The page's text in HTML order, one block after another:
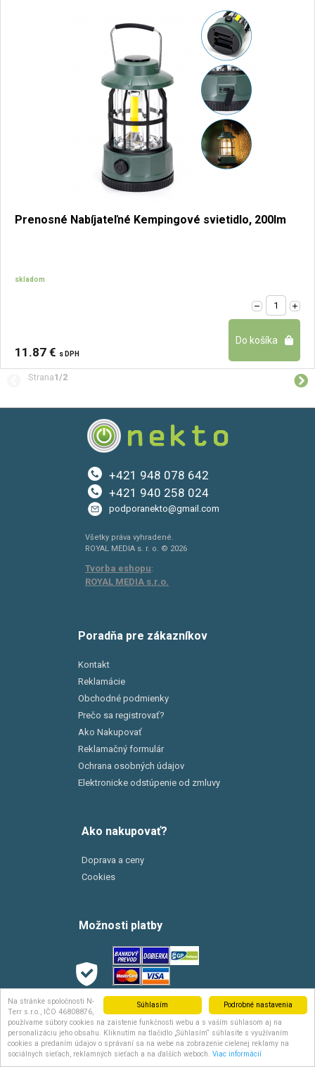
Podrobné nastavenia
Súhlasím
Na stránke spoločnosti N-
Terr s.r.o., IČO 46808876,
používame súbory cookies na zaistenie funkčnosti webu a s vaším súhlasom aj na
personalizáciu jeho obsahu. Kliknutím na tlačidlo „Súhlasím“ súhlasíte s využívaním
cookies a predaním údajov o správaní sa na webe na zobrazenie cielenej reklamy na
sociálnych sieťach, reklamných sieťach a na ďalších weboch. Viac informácií
Prenosné Nabíjateľné Kempingové svietidlo, 200lm
skladom
11.87 € s DPH
Strana1/2
+421 948 078 642
+421 940 258 024
podporanekto@gmail.com
Všetky práva vyhradené.
ROYAL MEDIA s. r. o. © 2026
Tvorba eshopu:
ROYAL MEDIA s.r.o.
Poradňa pre zákazníkov
Kontakt
Reklamácie
Obchodné podmienky
Prečo sa registrovať?
Ako Nakupovať
Reklamačný formulár
Ochrana osobných údajov
Elektronicke odstúpenie od zmluvy
Ako nakupovať?
Doprava a ceny
Cookies
Možnosti platby
Možnosti dopravy